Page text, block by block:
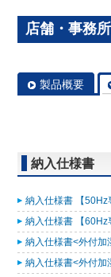
店舗・事務
製品概要
納入仕様書
納入仕様書 【50Hz
納入仕様書 【60Hz
納入仕様書<外付加
納入仕様書<外付加